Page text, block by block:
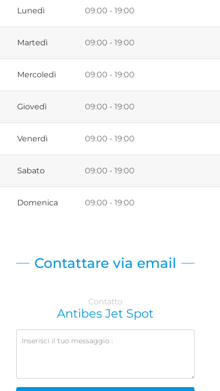
Lunedì 09:00 - 19:00
Martedì 09:00 - 19:00
Mercoledì 09:00 - 19:00
Giovedì 09:00 - 19:00
Venerdì 09:00 - 19:00
Sabato 09:00 - 19:00
Domenica 09:00 - 19:00
Contattare via email
Contatto
Antibes Jet Spot